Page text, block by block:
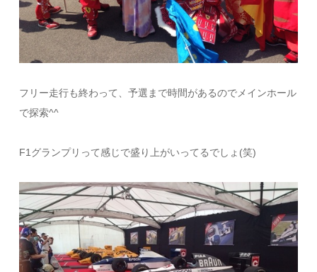
フリー走行も終わって、予選まで時間があるのでメインホール
で探索^^
F1グランプリって感じで盛り上がいってるでしょ(笑)